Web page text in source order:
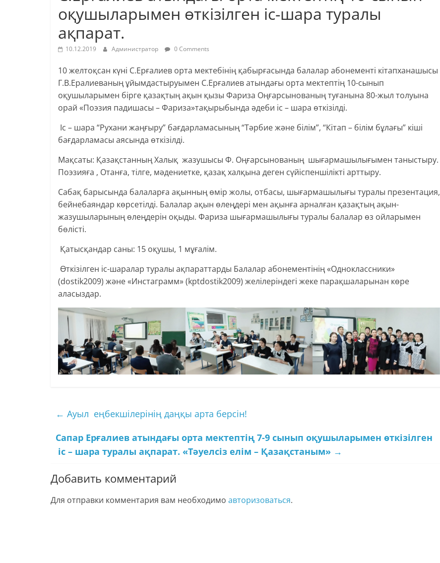
оқушыларымен өткізілген іс-шара туралы
ақпарат.
10.12.2019 Администратор 0 Comments
10 желтоқсан күні С.Ерғалиев орта мектебінің қабырғасында балалар абонементі кітапханашысы
Г.В.Ералиеваның ұйымдастыруымен С.Ерғалиев атындағы орта мектептің 10-сынып
оқушыларымен бірге қазақтың ақын қызы Фариза Оңғарсынованың туғанына 80-жыл толуына
орай «Поэзия падишасы – Фариза»тақырыбында әдеби іс – шара өткізілді.
Іс – шара “Рухани жаңғыру” бағдарламасының “Тәрбие және білім”, “Кітап – білім бұлағы” кіші
бағдарламасы аясында өткізілді.
Мақсаты: Қазақстанның Халық жазушысы Ф. Оңғарсынованың шығармашылығымен таныстыру.
Поэзияға , Отанға, тілге, мәдениетке, қазақ халқына деген сүйіспеншілікті арттыру.
Сабақ барысында балаларға ақынның өмір жолы, отбасы, шығармашылығы туралы презентация,
бейнебаяндар көрсетілді. Балалар ақын өлеңдері мен ақынға арналған қазақтың ақын-
жазушыларының өлеңдерін оқыды. Фариза шығармашылығы туралы балалар өз ойларымен
бөлісті.
Қатысқандар саны: 15 оқушы, 1 мұғалім.
Өткізілген іс-шаралар туралы ақпараттарды Балалар абонементінің «Одноклассники»
(dostik2009) және «Инстаграмм» (kptdostik2009) желілеріндегі жеке парақшаларынан көре
аласыздар.
← Ауыл еңбекшілерінің даңқы арта берсін!
Сапар Ерғалиев атындағы орта мектептің 7-9 сынып оқушыларымен өткізілген
іс – шара туралы ақпарат. «Тәуелсіз елім – Қазақстаным» →
Добавить комментарий
Для отправки комментария вам необходимо авторизоваться.